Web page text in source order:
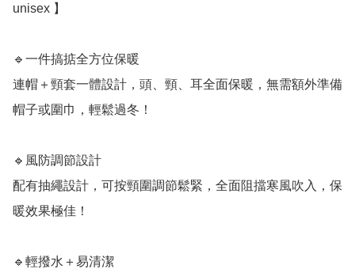
unisex 】
🔹一件搞掂全方位保暖
連帽＋頸套一體設計，頭、頸、耳全面保暖，無需額外準備
帽子或圍巾，輕鬆過冬！
🔹風防調節設計
配有抽繩設計，可按頸圍調節鬆緊，全面阻擋寒風吹入，保
暖效果極佳！
🔹輕撥水＋易清潔